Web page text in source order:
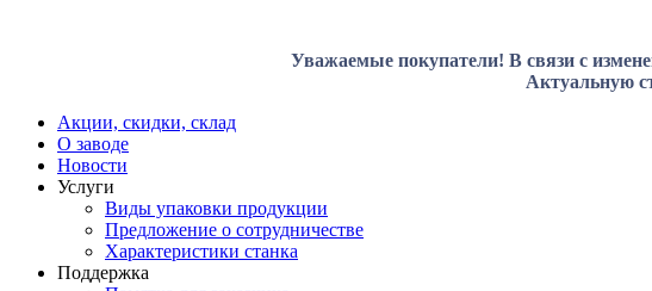
Уважаемые покупатели! В связи с
Актуальную
Акции, скидки, склад
О заводе
Новости
Услуги
Виды упаковки продукции
Предложение о сотрудничестве
Характеристики станка
Поддержка